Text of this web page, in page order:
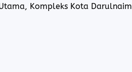
Kompleks Kota